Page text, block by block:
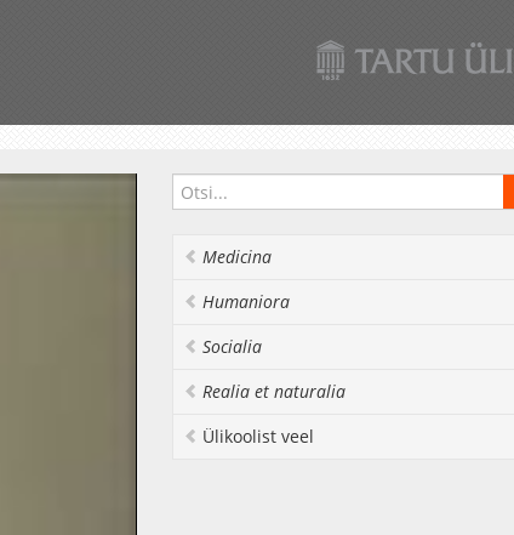
Medicina
Humaniora
Socialia
Realia et naturalia
Ülikoolist veel